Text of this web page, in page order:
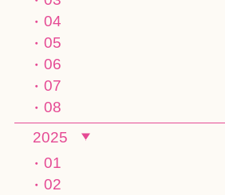
04
05
06
07
08
2025
01
02